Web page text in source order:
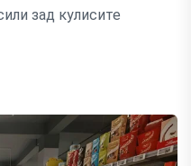
зад кулисите